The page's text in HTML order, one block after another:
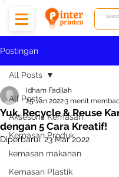
Postingan
All Posts
Aksesoris Kemasan
Kemasan Produk
kemasan makanan
Kemasan Plastik
All Posts
Yuk, Recycle & Reuse
dengan 5 Cara Kreatif!
Idham Fadilah
25 Jan 20223 menit
Diperbarui:23 Mar 2022